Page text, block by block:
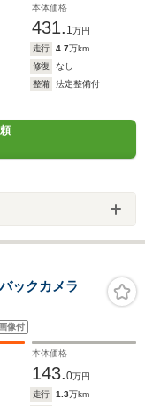
本体価格
431. 1万円
走行 4.7万km
修復
なし
整備
法定整備付
ックカメラ
像付
本体価格
143.0万円
走行 1.3万km